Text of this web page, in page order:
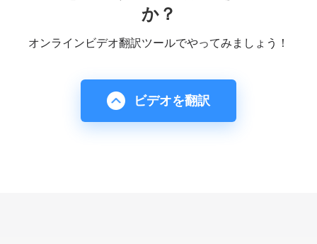
か？
オンラインビデオ翻訳ツールでやってみましょう！
ビデオを翻訳